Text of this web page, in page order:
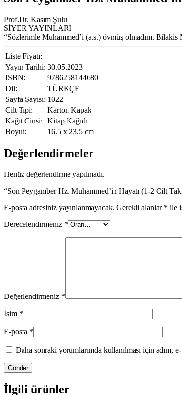
Prof.Dr. Kasım Şulul
SİYER YAYINLARI
“Sözlerimle Muhammed’i (a.s.) övmüş olmadım. Bilakis
Liste Fiyatı:
Yayın Tarihi: 30.05.2023
ISBN:
9786258144680
Dil:
TÜRKÇE
Sayfa Sayısı: 1022
Cilt Tipi:
Karton Kapak
Kağıt Cinsi:
Kitap Kağıdı
Boyut:
16.5 x 23.5 cm
Değerlendirmeler
Henüz değerlendirme yapılmadı.
“Son Peygamber Hz. Muhammed’in Hayatı (1-2 Cilt
E-posta adresiniz yayınlanmayacak. Gerekli alanlar * ile
Derecelendirmeniz *
Değerlendirmeniz *
İsim *
E-posta *
Daha sonraki yorumlarımda kullanılması için adım,
İlgili ürünler